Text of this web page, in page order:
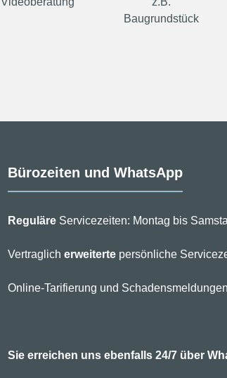
Baugrundstück
Bürozeiten und WhatsApp
ReguläreServicezeiten: Montag bis
Vertraglich erweitertepersönliche
Online-Tarifierung und
Sie erreichen uns ebenfalls 24/7 über